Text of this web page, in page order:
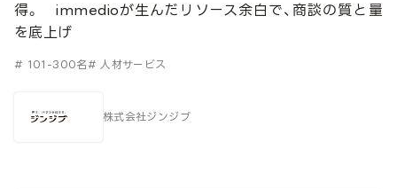
得。 immedioが生んだリソース余白で、商談の質と量
を底上げ
# 101-300名# 人材サービス
株式会社ジンジブ